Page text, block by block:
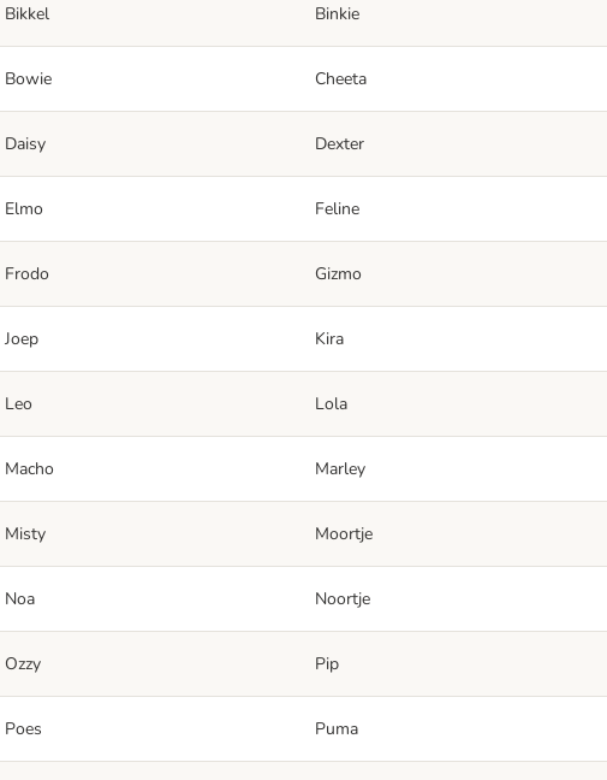
Bikkel Binkie
Bowie Cheeta
Daisy Dexter
Elmo Feline
Frodo Gizmo
Joep Kira
Leo Lola
Macho Marley
Misty Moortje
Noa Noortje
Ozzy Pip
Poes Puma